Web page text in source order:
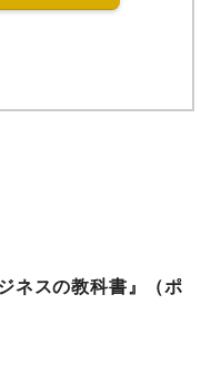
ネスの教科書』（ポ